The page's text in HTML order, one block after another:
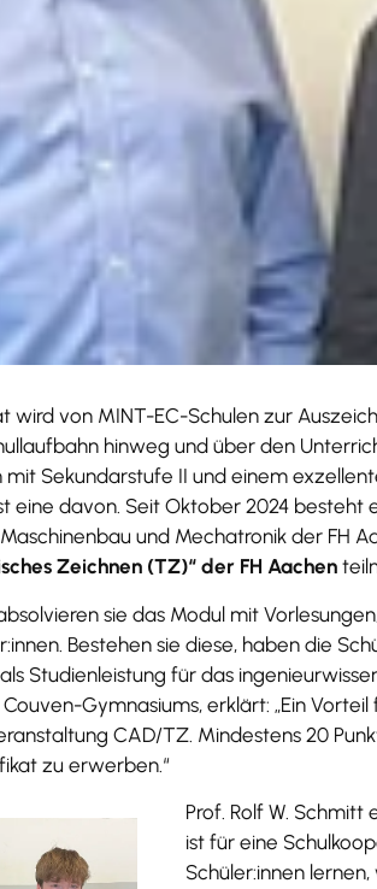
wird von MINT-EC-Schulen zur
hinweg und über den
mit Sekundarstufe II und einem
eine davon. Seit Oktober 2024
und Mechatronik der FH
Zeichnen (TZ)“ der FH Aachen
sie das Modul mit
Bestehen sie diese, haben die
Studienleistung für das
Gymnasiums, erklärt: „Ein
CAD/TZ. Mindestens 20
zu erwerben.“
Prof. Rolf W.
ist für eine
Schüler:innen